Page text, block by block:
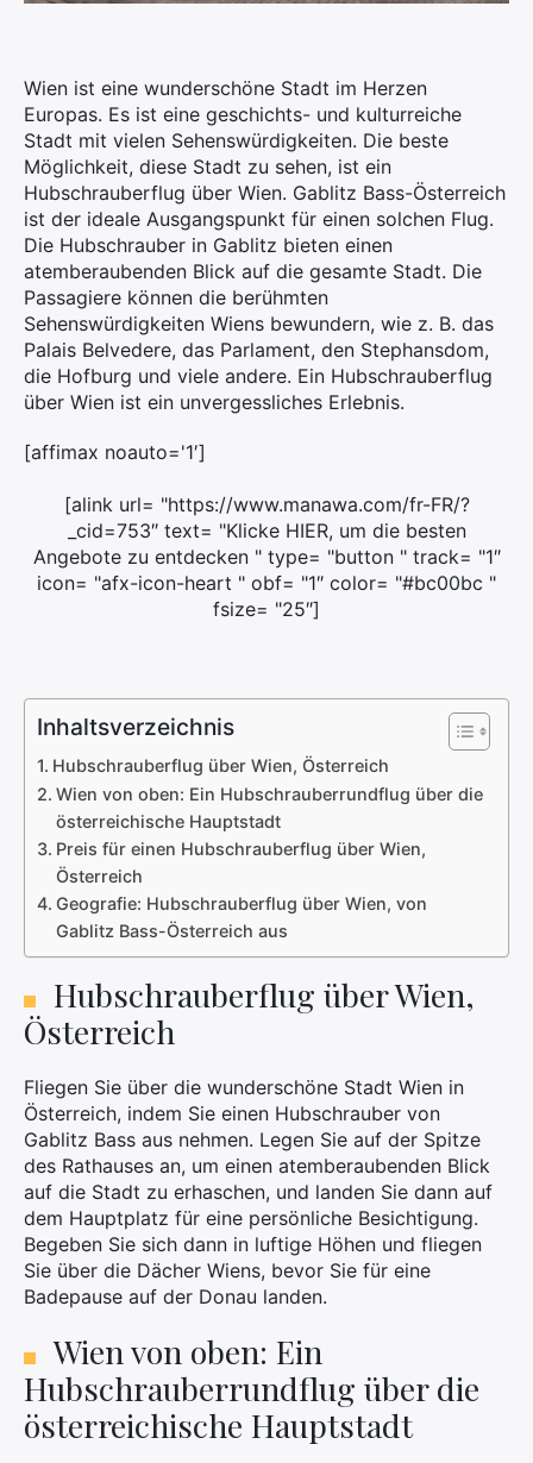
Wien ist eine wunderschöne Stadt im Herzen
Europas. Es ist eine geschichts- und kulturreiche
Stadt mit vielen Sehenswürdigkeiten. Die beste
Möglichkeit, diese Stadt zu sehen, ist ein
Hubschrauberflug über Wien. Gablitz Bass-Österreich
ist der ideale Ausgangspunkt für einen solchen Flug.
Die Hubschrauber in Gablitz bieten einen
atemberaubenden Blick auf die gesamte Stadt. Die
Passagiere können die berühmten
Sehenswürdigkeiten Wiens bewundern, wie z. B. das
Palais Belvedere, das Parlament, den Stephansdom,
die Hofburg und viele andere. Ein Hubschrauberflug
über Wien ist ein unvergessliches Erlebnis.
[affimax noauto='1′]
[alink url= "https://www.manawa.com/fr-FR/?
_cid=753″ text= "Klicke HIER, um die besten
Angebote zu entdecken " type= "button " track= "1″
icon= "afx-icon-heart " obf= "1″ color= "#bc00bc "
fsize= "25″]
Inhaltsverzeichnis
Hubschrauberflug über Wien, Österreich
Wien von oben: Ein Hubschrauberrundflug über die
österreichische Hauptstadt
Preis für einen Hubschrauberflug über Wien,
Österreich
Geografie: Hubschrauberflug über Wien, von
Gablitz Bass-Österreich aus
Hubschrauberflug über Wien,
Österreich
Fliegen Sie über die wunderschöne Stadt Wien in
Österreich, indem Sie einen Hubschrauber von
Gablitz Bass aus nehmen. Legen Sie auf der Spitze
des Rathauses an, um einen atemberaubenden Blick
auf die Stadt zu erhaschen, und landen Sie dann auf
dem Hauptplatz für eine persönliche Besichtigung.
Begeben Sie sich dann in luftige Höhen und fliegen
Sie über die Dächer Wiens, bevor Sie für eine
Badepause auf der Donau landen.
Wien von oben: Ein
Hubschrauberrundflug über die
österreichische Hauptstadt